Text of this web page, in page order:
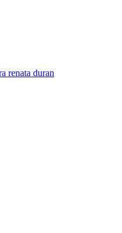
renata duran